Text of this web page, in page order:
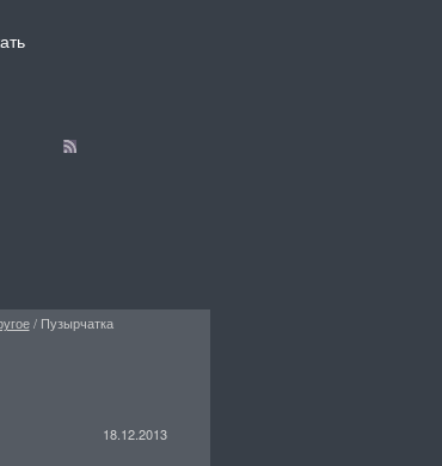
/ Пузырчатка
18.12.2013